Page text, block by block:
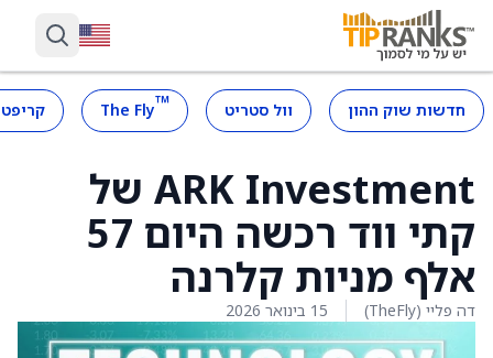
חדשות שוק ההון וול סטריט ™
The Fly
ARK Investment של
קתי ווד רכשה היום 57
אלף מניות קלרנה
דה פליי (TheFly) 15 בינואר 2026